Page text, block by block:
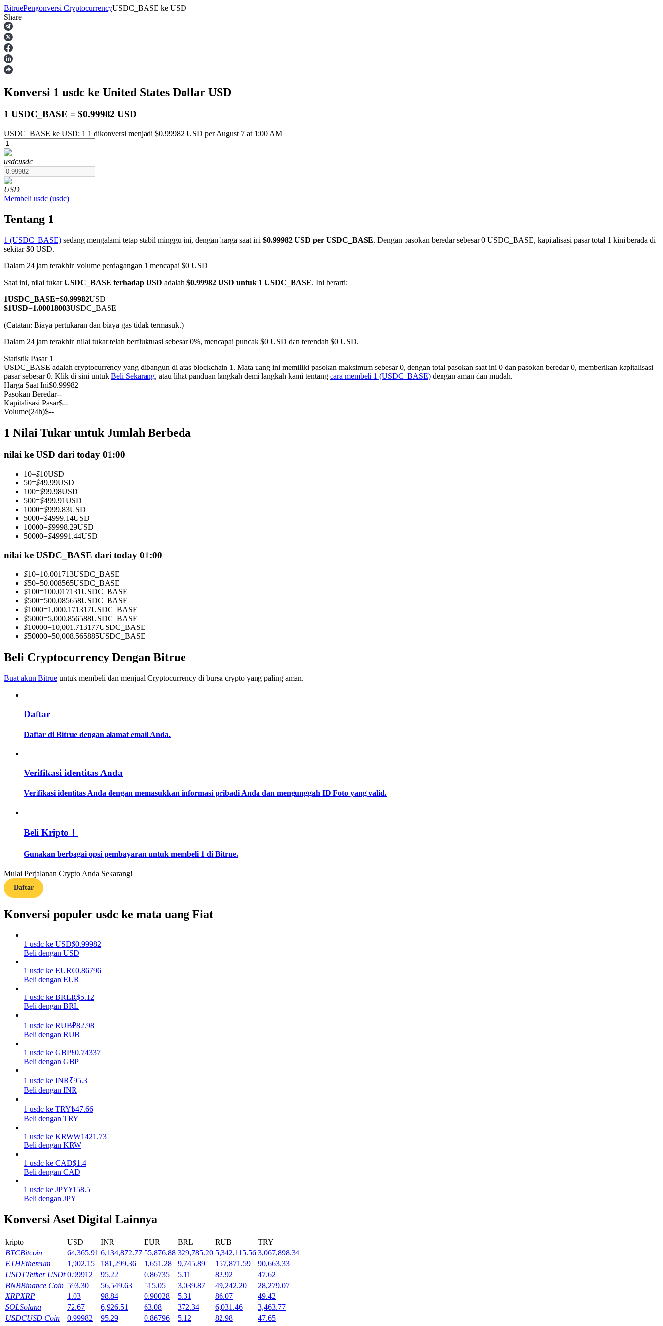
Berjangka
USDT Berjangka
Kontrak berjangka menggunakan USDT sebagai jaminannya
COIN-M Berjangka
Mata Uang Kripto Berjangka
USDC Berjangka
Kontrak berjangka menggunakan USDC sebagai jaminannya
Copy Trading
Bergabunglah dengan pedagang top
Informasi
Panduan Pemula Berjangka
Strategi perdagangan
Pelajari cara untuk tetap menghasilkan keuntungan
Menghasilkan
Babi Kekuatan
Dapatkan imbalan kompetitif setiap hari
BitruePengonversi CryptocurrencyUSDC_BASE ke USD
Share
Konversi 1 usdc ke United States Dollar USD
1 USDC_BASE = $0.99982 USD
USDC_BASE ke USD: 1 1 dikonversi menjadi $0.99982 USD per August 7 at 1:00 AM
usdcusdc
USD
Membeli usdc (usdc)
Tentang 1
1 (USDC_BASE) sedang mengalami tetap stabil minggu ini, dengan harga saat ini $0.99982 USD per USDC_BASE. Dengan pasokan beredar sebesar 0 USDC_BASE, kapitalisasi pasar total 1 kini berada di
sekitar $0 USD.
Dalam 24 jam terakhir, volume perdagangan 1 mencapai $0 USD
Saat ini, nilai tukarUSDC_BASE terhadap USD adalah $0.99982 USD untuk 1 USDC_BASE. Ini berarti:
1USDC_BASE=$0.99982USD
$1USD=1.00018003USDC_BASE
(Catatan: Biaya pertukaran dan biaya gas tidak termasuk.)
Dalam 24 jam terakhir, nilai tukar telah berfluktuasi sebesar 0%, mencapai puncak $0 USD dan terendah $0 USD.
Statistik Pasar 1
USDC_BASE adalah cryptocurrency yang dibangun di atas blockchain 1. Mata uang ini memiliki pasokan maksimum sebesar 0, dengan total pasokan saat ini 0 dan pasokan beredar 0, memberikan kapitalisasi
pasar sebesar 0. Klik di sini untuk Beli Sekarang, atau lihat panduan langkah demi langkah kami tentang cara membeli 1 (USDC_BASE) dengan aman dan mudah.
Harga Saat Ini$0.99982
Pasokan Beredar--
Kapitalisasi Pasar$--
Volume(24h)$--
1 Nilai Tukar untuk Jumlah Berbeda
nilai ke USD dari today 01:00
10=$10USD
50=$49.99USD
100=$99.98USD
500=$499.91USD
1000=$999.83USD
5000=$4999.14USD
10000=$9998.29USD
50000=$49991.44USD
nilai ke USDC_BASE dari today 01:00
$10=10.001713USDC_BASE
$50=50.008565USDC_BASE
$100=100.017131USDC_BASE
$500=500.085658USDC_BASE
$1000=1,000.171317USDC_BASE
$5000=5,000.856588USDC_BASE
$10000=10,001.713177USDC_BASE
$50000=50,008.565885USDC_BASE
Beli Cryptocurrency Dengan Bitrue
Buat akun Bitrue untuk membeli dan menjual Cryptocurrency di bursa crypto yang paling aman.
Daftar
Daftar di Bitrue dengan alamat email Anda.
Verifikasi identitas Anda
Verifikasi identitas Anda dengan memasukkan informasi pribadi Anda dan mengunggah ID Foto yang valid.
Beli Kripto！
Gunakan berbagai opsi pembayaran untuk membeli 1 di Bitrue.
Mulai Perjalanan Crypto Anda Sekarang!
Daftar
Konversi populer usdc ke mata uang Fiat
1 usdc ke USD$0.99982
Beli dengan USD
1 usdc ke EUR€0.86796
Beli dengan EUR
1 usdc ke BRLR$5.12
Beli dengan BRL
1 usdc ke RUB₽82.98
Beli dengan RUB
1 usdc ke GBP£0.74337
Beli dengan GBP
1 usdc ke INR₹95.3
Beli dengan INR
1 usdc ke TRY₺47.66
Beli dengan TRY
1 usdc ke KRW₩1421.73
Beli dengan KRW
1 usdc ke CAD$1.4
Beli dengan CAD
1 usdc ke JPY¥158.5
Beli dengan JPY
Konversi Aset Digital Lainnya
kripto USD INR EUR BRL RUB
TRY
BTCBitcoin 64,365.91 6,134,872.77 55,876.88 329,785.20 5,342,115.56 3,067,898.34
ETHEthereum 1,902.15 181,299.36 1,651.28 9,745.89 157,871.59
90,663.33
USDTTether USDt 0.99912 95.22 0.86735 5.11 82.92
47.62
BNBBinance Coin 593.30 56,549.63 515.05 3,039.87 49,242.20
28,279.07
XRPXRP 1.03 98.84 0.90028 5.31 86.07
49.42
SOLSolana 72.67 6,926.51 63.08 372.34 6,031.46
3,463.77
USDCUSD Coin 0.99982 95.29 0.86796 5.12 82.98
47.65